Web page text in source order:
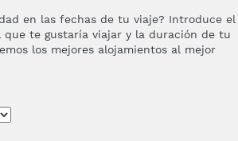
en las fechas de tu viaje? Introduce el
que te gustaría viajar y la duración de tu
los mejores alojamientos al mejor